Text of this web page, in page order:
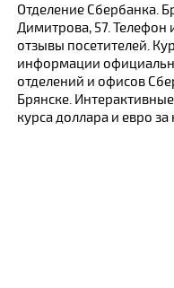
Отделение Сбербанка.
Димитрова, 57. Телефон
отзывы посетителей.
информации
отделений и офисов
Брянске.
курса доллара и евро